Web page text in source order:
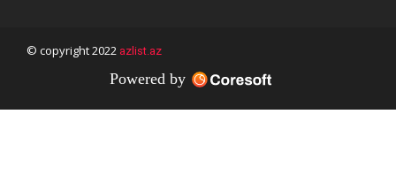
© copyright 2022 azlist.az